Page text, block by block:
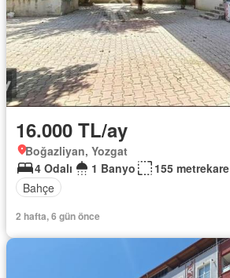
16.000 TL/ay
Boğazliyan, Yozgat
4 Odalı
1 Banyo
155 metrekare
Bahçe
2 hafta, 6 gün önce